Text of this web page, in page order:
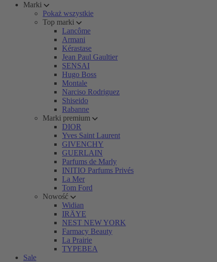
Marki
Pokaż wszystkie
Top marki
Lancôme
Armani
Kérastase
Jean Paul Gaultier
SENSAI
Hugo Boss
Montale
Narciso Rodriguez
Shiseido
Rabanne
Marki premium
DIOR
Yves Saint Laurent
GIVENCHY
GUERLAIN
Parfums de Marly
INITIO Parfums Privés
La Mer
Tom Ford
Nowość
Widian
IRÄYE
NEST NEW YORK
Farmacy Beauty
La Prairie
TYPEBEA
Sale